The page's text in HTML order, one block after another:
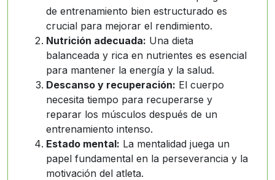
de entrenamiento bien estructurado es
crucial para mejorar el rendimiento.
Nutrición adecuada: Una dieta
balanceada y rica en nutrientes es esencial
para mantener la energía y la salud.
Descanso y recuperación: El cuerpo
necesita tiempo para recuperarse y
reparar los músculos después de un
entrenamiento intenso.
Estado mental: La mentalidad juega un
papel fundamental en la perseverancia y la
motivación del atleta.